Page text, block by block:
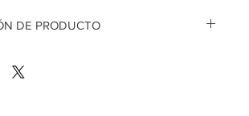
DE PRODUCTO
y pintura acrílica. 21 .5 cm ancho x 28